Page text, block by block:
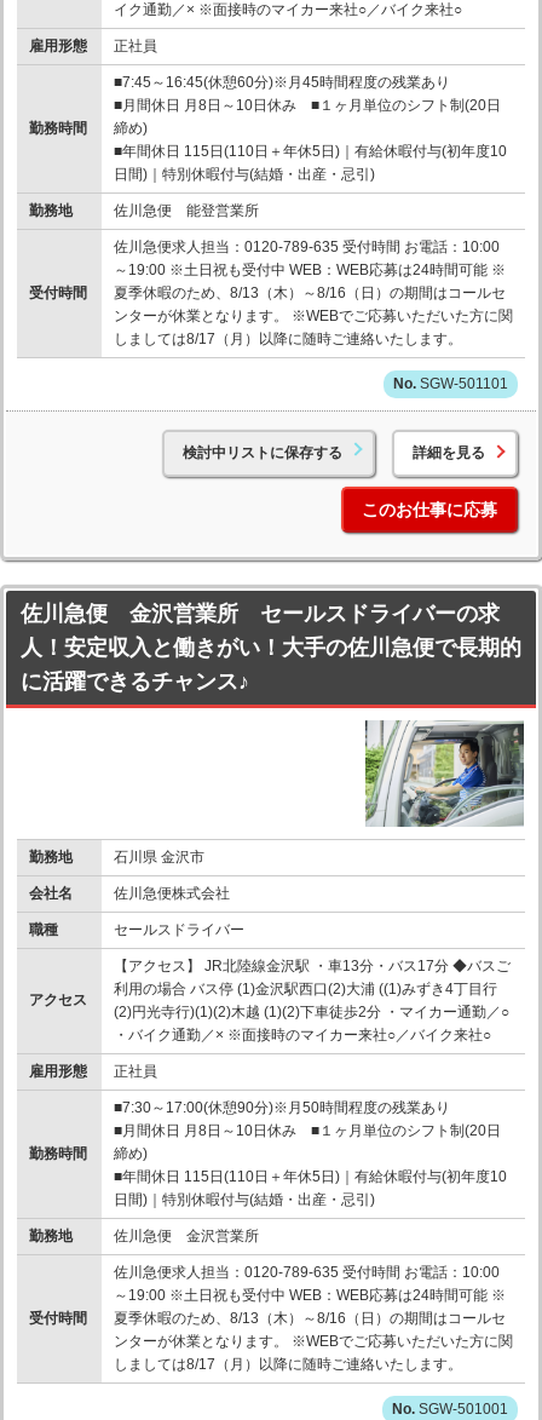
イク通勤／× ※面接時のマイカー来社○／バイク来社○
雇用形態 正社員
勤務時間
■7:45～16:45(休憩60分)※月45時間程度の残業あり
■月間休日 月8日～10日休み ■１ヶ月単位のシフト制(20日
締め)
■年間休日 115日(110日＋年休5日)｜有給休暇付与(初年度10
日間)｜特別休暇付与(結婚・出産・忌引)
勤務地 佐川急便 能登営業所
受付時間
佐川急便求人担当：0120-789-635 受付時間 お電話：10:00
～19:00 ※土日祝も受付中 WEB：WEB応募は24時間可能 ※
夏季休暇のため、8/13（木）～8/16（日）の期間はコールセ
ンターが休業となります。 ※WEBでご応募いただいた方に関
しましては8/17（月）以降に随時ご連絡いたします。
SGW-501101
検討中リストに保存する 詳細を見る
このお仕事に応募
佐川急便 金沢営業所 セールスドライバーの求
人！安定収入と働きがい！大手の佐川急便で長期的
に活躍できるチャンス♪
勤務地 石川県 金沢市
会社名 佐川急便株式会社
職種 セールスドライバー
アクセス
【アクセス】 JR北陸線金沢駅 ・車13分・バス17分 ◆バスご
利用の場合 バス停 (1)金沢駅西口(2)大浦 ((1)みずき4丁目行
(2)円光寺行)(1)(2)木越 (1)(2)下車徒歩2分 ・マイカー通勤／○
・バイク通勤／× ※面接時のマイカー来社○／バイク来社○
雇用形態 正社員
勤務時間
■7:30～17:00(休憩90分)※月50時間程度の残業あり
■月間休日 月8日～10日休み ■１ヶ月単位のシフト制(20日
締め)
■年間休日 115日(110日＋年休5日)｜有給休暇付与(初年度10
日間)｜特別休暇付与(結婚・出産・忌引)
勤務地 佐川急便 金沢営業所
受付時間
佐川急便求人担当：0120-789-635 受付時間 お電話：10:00
～19:00 ※土日祝も受付中 WEB：WEB応募は24時間可能 ※
夏季休暇のため、8/13（木）～8/16（日）の期間はコールセ
ンターが休業となります。 ※WEBでご応募いただいた方に関
しましては8/17（月）以降に随時ご連絡いたします。
SGW-501001